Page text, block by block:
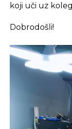
koji uči uz
Dobrodošli!